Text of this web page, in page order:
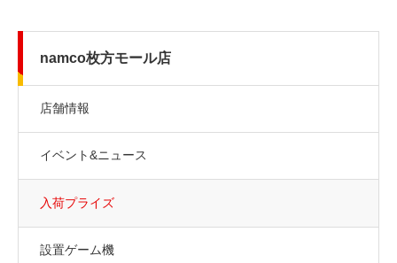
namco枚方モール店
店舗情報
イベント&ニュース
入荷プライズ
設置ゲーム機